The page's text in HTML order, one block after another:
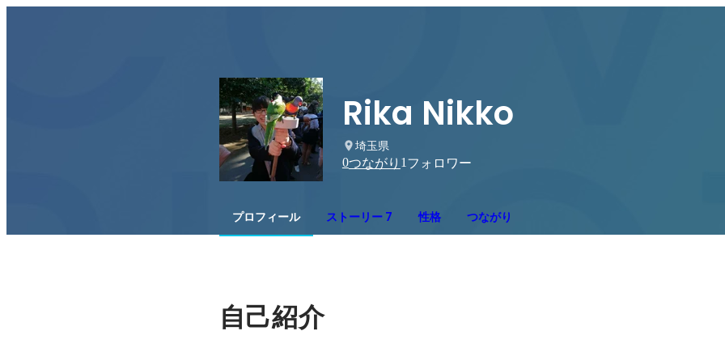
Rika Nikko
埼玉県
0つながり 1 フォロワー
プロフィール ストーリー 7 性格 つながり
自己紹介